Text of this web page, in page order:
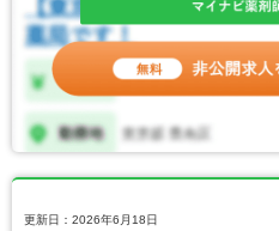
更新日：2026年6月18日